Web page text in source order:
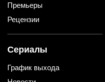
Премьеры
Рецензии
Сериалы
График выхода